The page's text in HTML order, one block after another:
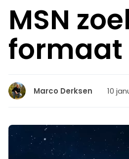
MSN
formaat
Marco Derksen 10